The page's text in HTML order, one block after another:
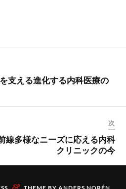
支える進化する内科医療の
次
線多様なニーズに応える内科
クリニックの今